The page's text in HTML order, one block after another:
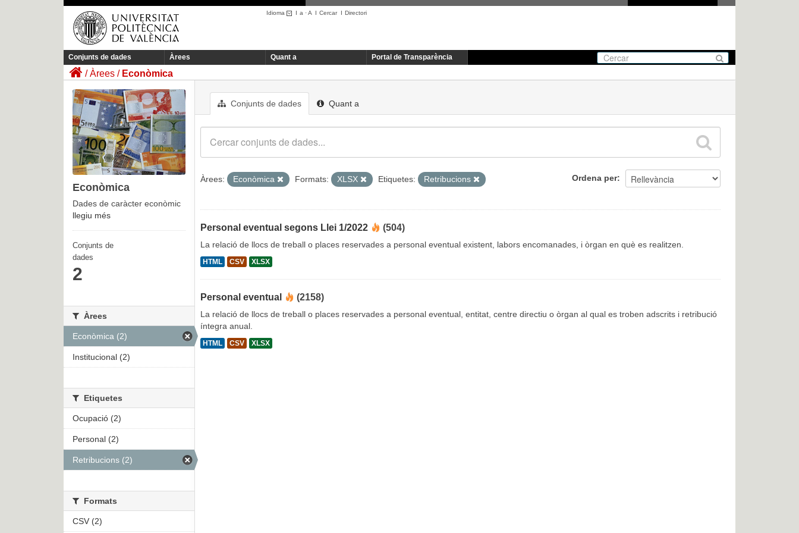
Idioma I a ·A I CercarI Directori
Conjunts de dades Àrees Quant a Portal de Transparència
Àrees Econòmica
Conjunts de dades Quant a
Ordena per
Àrees: Econòmica Formats: XLSX Etiquetes: Retribucions
Personal eventual segons Llei 1/2022 (504)
La relació de llocs de treball o places reservades a personal eventual existent, labors encomanades, i òrgan en què es realitzen.
HTML CSV XLSX
Personal eventual (2158)
La relació de llocs de treball o places reservades a personal eventual, entitat, centre directiu o òrgan al qual es troben adscrits i retribució
íntegra anual.
HTML CSV XLSX
Econòmica
Dades de caràcter econòmic
llegiu més
Conjunts de
dades
2
Àrees
Econòmica (2)
Institucional (2)
Etiquetes
Ocupació (2)
Personal (2)
Retribucions (2)
Formats
CSV (2)